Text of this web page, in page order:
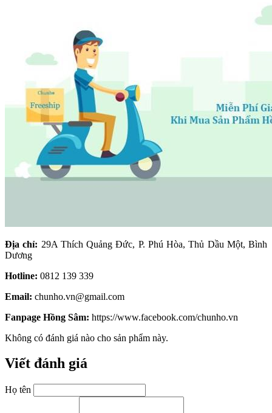
Địa chỉ: 29A Thích Quảng Đức, P. Phú Hòa, Thủ Dầu Một, Bình
Dương
Hotline: 0812 139 339
Email: chunho.vn@gmail.com
Fanpage Hồng Sâm: https://www.facebook.com/chunho.vn
Không có đánh giá nào cho sản phẩm này.
Viết đánh giá
Họ tên